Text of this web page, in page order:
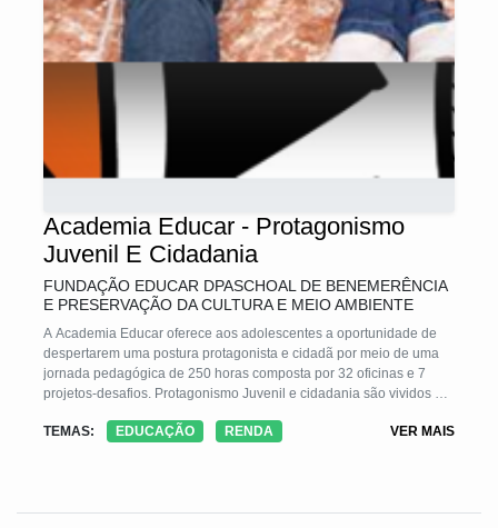
Academia Educar - Protagonismo
Juvenil E Cidadania
FUNDAÇÃO EDUCAR DPASCHOAL DE BENEMERÊNCIA
E PRESERVAÇÃO DA CULTURA E MEIO AMBIENTE
A Academia Educar oferece aos adolescentes a oportunidade de
despertarem uma postura protagonista e cidadã por meio de uma
jornada pedagógica de 250 horas composta por 32 oficinas e 7
projetos-desafios. Protagonismo Juvenil e cidadania são vividos na
atividades, solucionando problemas reais da escola e da
capaz de alterar a trajetória de vida desses jovens que consolidam
TEMAS: EDUCAÇÃO RENDA VER MAIS